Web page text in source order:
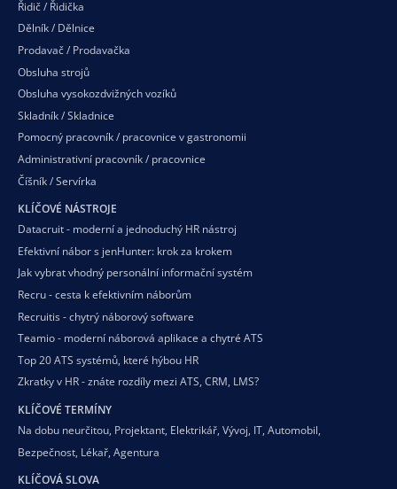
Řidič / Řidička
Dělník / Dělnice
Prodavač / Prodavačka
Obsluha strojů
Obsluha vysokozdvižných vozíků
Skladník / Skladnice
Pomocný pracovník / pracovnice v gastronomii
Administrativní pracovník / pracovnice
Číšník / Servírka
KLÍČOVÉ NÁSTROJE
Datacruit - moderní a jednoduchý HR nástroj
Efektivní nábor s jenHunter: krok za krokem
Jak vybrat vhodný personální informační systém
Recru - cesta k efektivním náborům
Recruitis - chytrý náborový software
Teamio - moderní náborová aplikace a chytré ATS
Top 20 ATS systémů, které hýbou HR
Zkratky v HR - znáte rozdíly mezi ATS, CRM, LMS?
KLÍČOVÉ TERMÍNY
Na dobu neurčitou, Projektant, Elektrikář, Vývoj, IT, Automobil,
Bezpečnost, Lékař, Agentura
KLÍČOVÁ SLOVA